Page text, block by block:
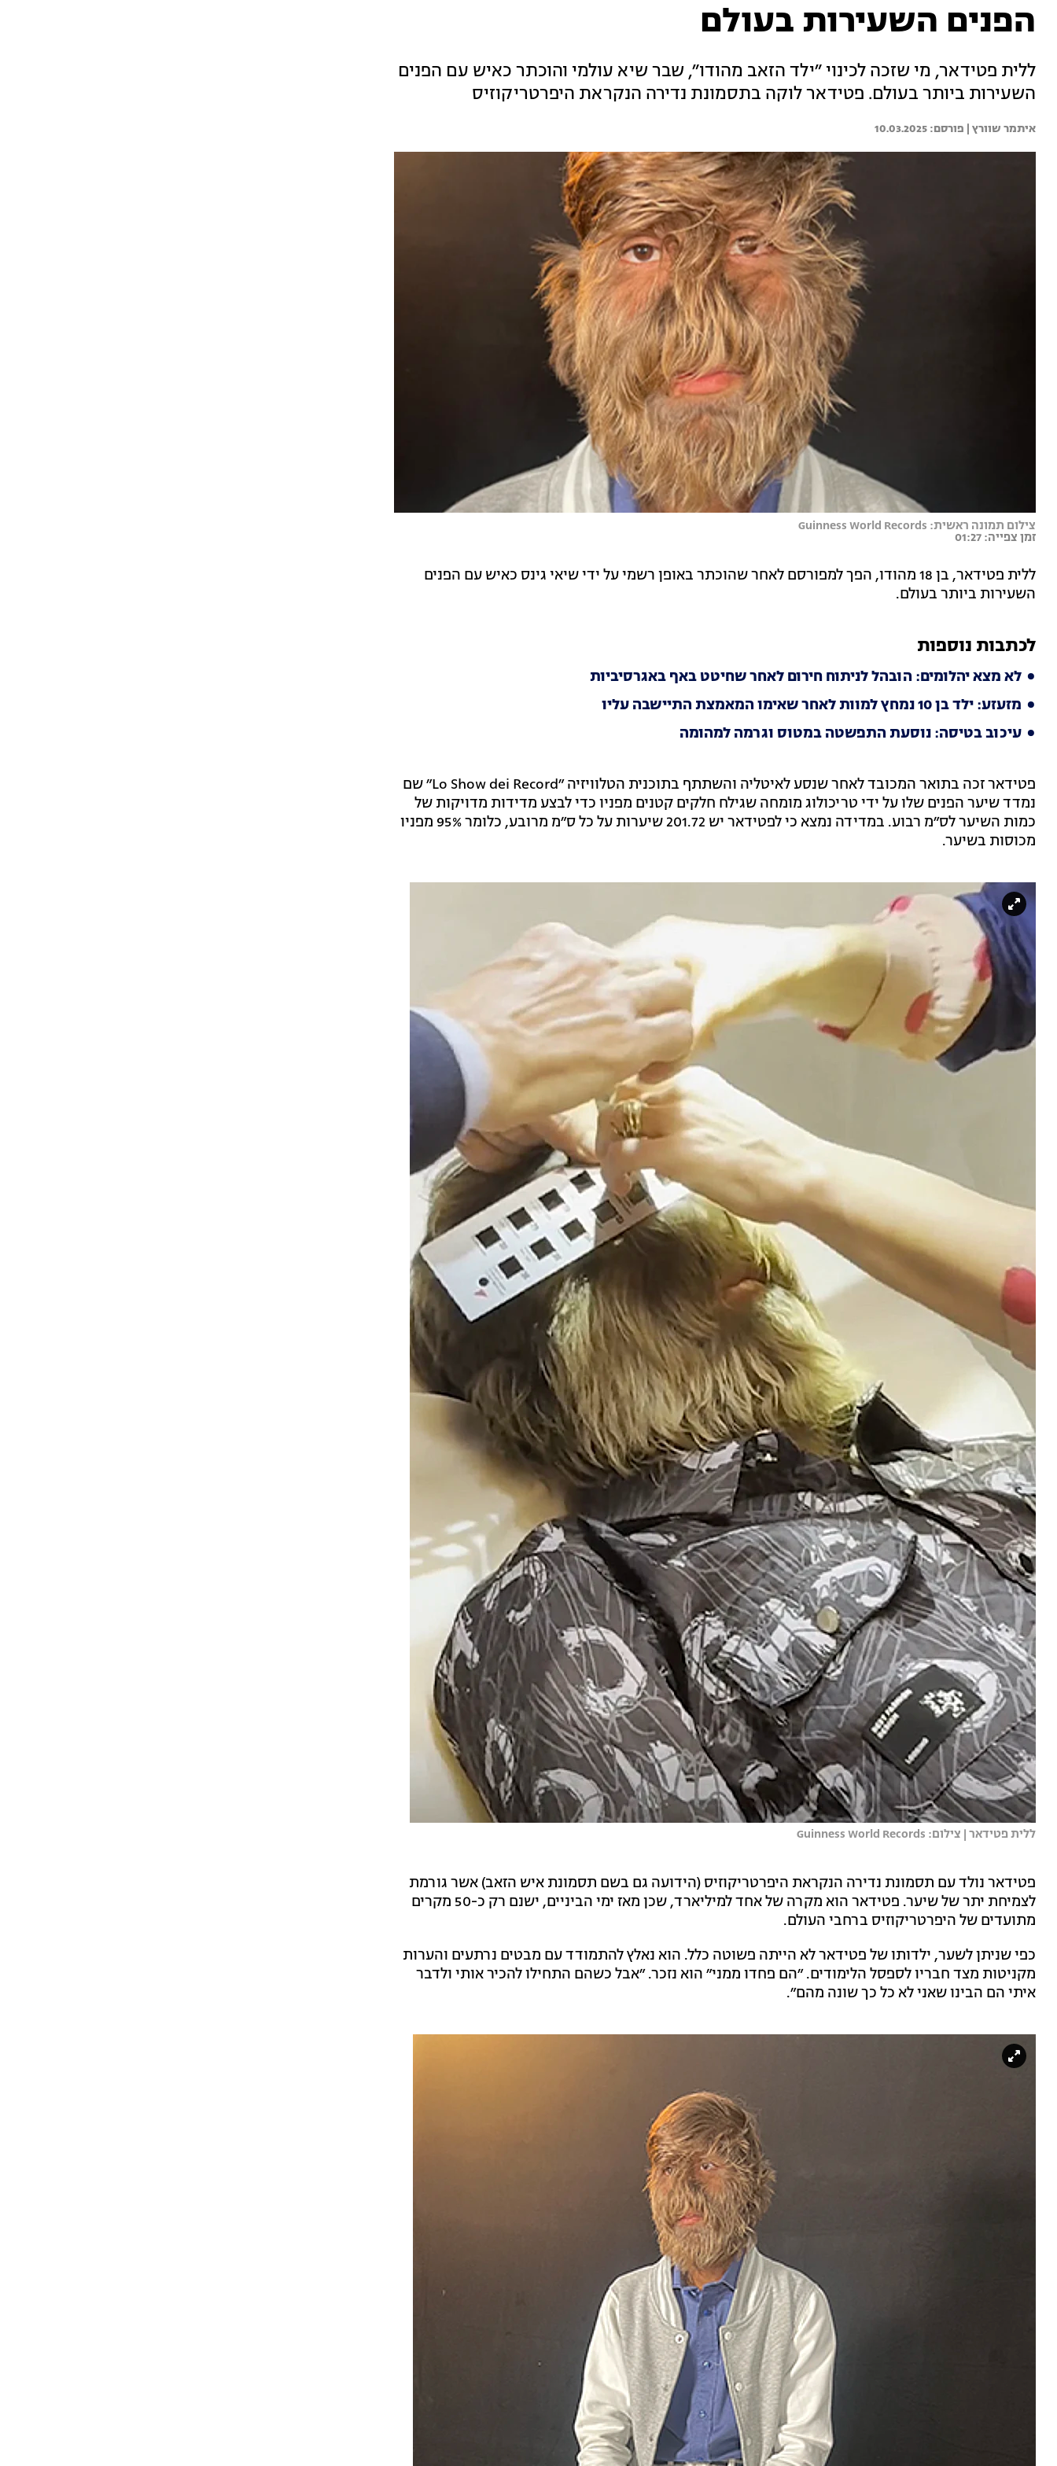
הפנים השעירות בעולם
ללית פטידאר, מי שזכה לכינוי ״ילד הזאב מהודו״, שבר שיא עולמי והוכתר כאיש עם הפנים
השעירות ביותר בעולם. פטידאר לוקה בתסמונת נדירה הנקראת היפרטריקוזיס
איתמר שוורץ | 10.03.2025
צילום תמונה ראשית: Guinness World Records
זמן צפייה: 01:27
ללית פטידאר, בן 18 מהודו, הפך למפורסם לאחר שהוכתר באופן רשמי על ידי שיאי גינס כאיש עם הפנים
השעירות ביותר בעולם.
לכתבות נוספות
לא מצא יהלומים: הובהל לניתוח חירום לאחר שחיטט באף באגרסיביות
מזעזע: ילד בן 10 נמחץ למוות לאחר שאימו המאמצת התיישבה עליו
עיכוב בטיסה: נוסעת התפשטה במטוס וגרמה למהומה
פטידאר זכה בתואר המכובד לאחר שנסע לאיטליה והשתתף בתוכנית הטלוויזיה ״Lo Show dei Record״ שם
נמדד שיער הפנים שלו על ידי טריכולוג מומחה שגילח חלקים קטנים מפניו כדי לבצע מדידות מדויקות של
כמות השיער לס״מ רבוע. במדידה נמצא כי לפטידאר יש 201.72 שיערות על כל ס״מ מרובע, כלומר 95% מפניו
מכוסות בשיער.
ללית פטידאר | צילום: Guinness World Records
פטידאר נולד עם תסמונת נדירה הנקראת היפרטריקוזיס (הידועה גם בשם תסמונת איש הזאב) אשר גורמת
לצמיחת יתר של שיער. פטידאר הוא מקרה של אחד למיליארד, שכן מאז ימי הביניים, ישנם רק כ-50 מקרים
מתועדים של היפרטריקוזיס ברחבי העולם.
כפי שניתן לשער, ילדותו של פטידאר לא הייתה פשוטה כלל. הוא נאלץ להתמודד עם מבטים נרתעים והערות
מקניטות מצד חבריו לספסל הלימודים. ״הם פחדו ממני״ הוא נזכר. ״אבל כשהם התחילו להכיר אותי ולדבר
איתי הם הבינו שאני לא כל כך שונה מהם״.